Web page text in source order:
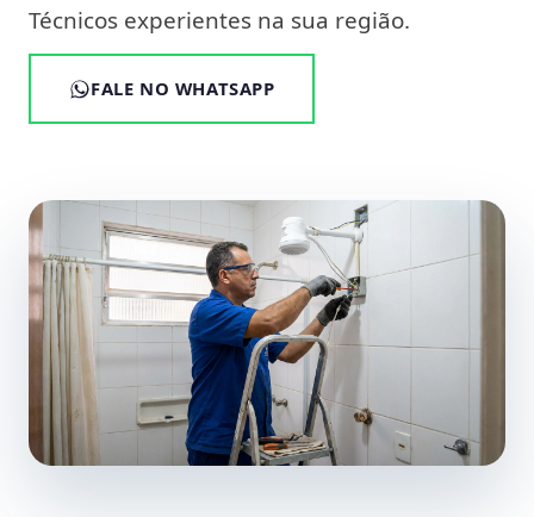
Técnicos experientes na sua região.
FALE NO WHATSAPP